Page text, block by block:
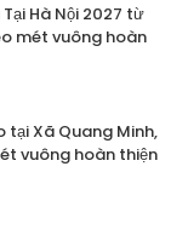
Hà Nội 2027 từ
mét vuông hoàn
tại Xã Quang Minh,
vuông hoàn thiện